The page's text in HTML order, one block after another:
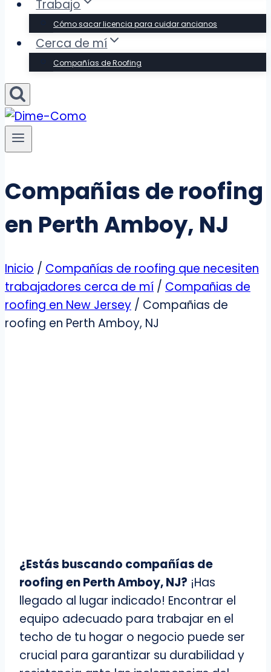
Trabajo
Cómo sacar licencia para cuidar ancianos
Cerca de mí
Compañías de Roofing
Compañias de roofing
en Perth Amboy, NJ
Inicio / Compañías de roofing que necesiten
trabajadores cerca de mí / Compañias de
roofing en New Jersey / Compañias de
roofing en Perth Amboy, NJ
¿Estás buscando compañías de
roofingen Perth Amboy, NJ? ¡Has
llegado al lugar indicado! Encontrar el
equipo adecuado para trabajar en el
techo de tu hogar o negocio puede ser
crucial para garantizar su durabilidad y